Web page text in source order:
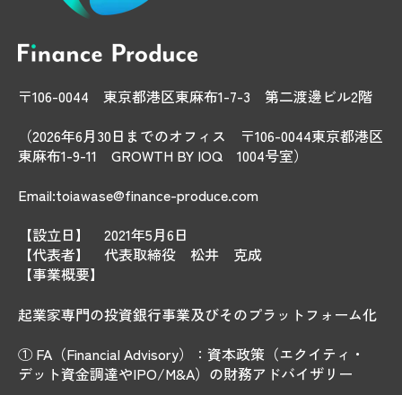
〒106-0044 東京都港区東麻布1-7-3 第二渡邊ビル2階
（2026年6月30日までのオフィス 〒106-0044東京都港区
東麻布1-9-11 GROWTH BY IOQ 1004号室）
Email:toiawase@finance-produce.com
【設立日】 2021年5月6日
【代表者】 代表取締役 松井 克成
【事業概要】
起業家専門の投資銀行事業及びそのプラットフォーム化
① FA（Financial Advisory）：資本政策（エクイティ・
デット資金調達やIPO/M&A）の財務アドバイザリー